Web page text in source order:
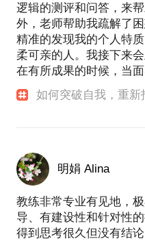
逻辑的测评和问答，来
外，老师帮助我疏解了
精准的发现我的个人特
柔可亲的人。我接下来
在有所成果的时候，当面
如何突破自我，重新
明娟 Alina
教练非常专业有见地，
导、有建设性和针对性
得到思考很久但没有结